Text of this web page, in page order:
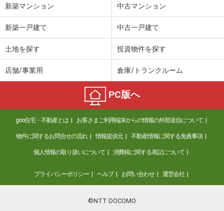
新築マンション 中古マンション
新築一戸建て 中古一戸建て
土地を探す 投資物件を探す
店舗/事業用 倉庫/トランクルーム
PC版へ
goo住宅・不動産とは お客さまご利用端末からの情報の外部送信について
物件に関するお問合せの流れ 情報提供元 不動産情報に関する免責事項
個人情報の取り扱いについて 消費税に関する表記について
プライバシーポリシー ヘルプ お問い合わせ 運営会社
©NTT DOCOMO